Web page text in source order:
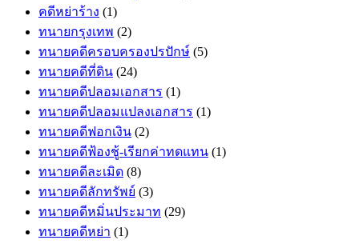
คดีหย่าร้าง (1)
ทนายกรุงเทพ (2)
ทนายคดีครอบครองปรปักษ์ (5)
ทนายคดีที่ดิน (24)
ทนายคดีปลอมเอกสาร (1)
ทนายคดีปลอมแปลงเอกสาร (1)
ทนายคดีฟอกเงิน (2)
ทนายคดีฟ้องชู้-เรียกค่าทดแทน (1)
ทนายคดีละเมิด (8)
ทนายคดีลักทรัพย์ (3)
ทนายคดีหมิ่นประมาท (29)
ทนายคดีหย่า (1)